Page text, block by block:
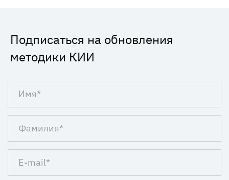
Подписаться на обновления
методики КИИ